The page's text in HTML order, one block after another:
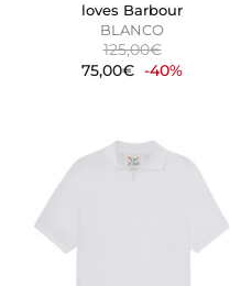
loves Barbour
BLANCO
125,00€
75,00€ -40%